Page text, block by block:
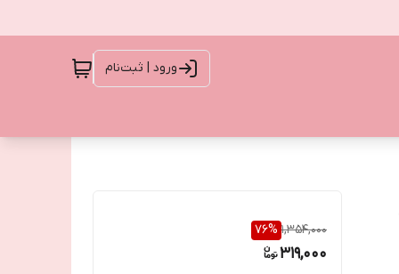
ورود | ثبت‌نام
1,354,000
76%
319,000